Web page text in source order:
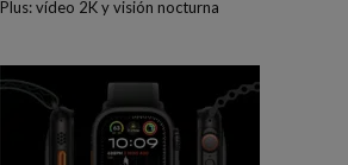
Plus: vídeo 2K y visión nocturna